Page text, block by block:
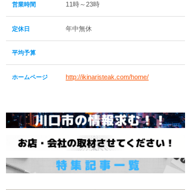
営業時間 11時～23時
定休日 年中無休
平均予算
ホームページ http://ikinaristeak.com/home/